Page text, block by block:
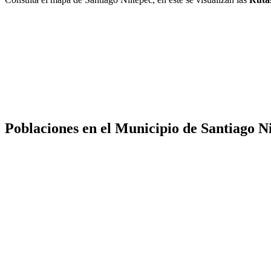
Poblaciones en el Municipio de Santiago